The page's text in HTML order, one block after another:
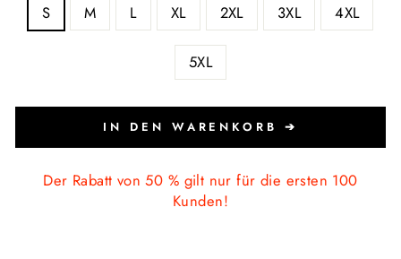
S M L XL 2XL 3XL 4XL
5XL
IN DEN WARENKORB ➔
Der Rabatt von 50 % gilt nur für die ersten 100
Kunden!